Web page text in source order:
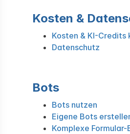
Kosten &
Kosten & KI-Credits
Datenschutz
Bots
Bots nutzen
Eigene Bots
Komplexe